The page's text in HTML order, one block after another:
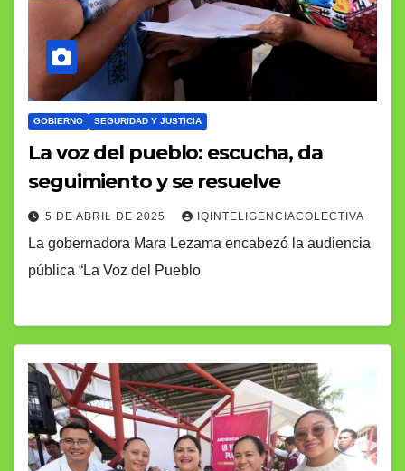
GOBIERNO SEGURIDAD Y JUSTICIA
La voz del pueblo: escucha, da
seguimiento y se resuelve
5 DE ABRIL DE 2025 IQINTELIGENCIACOLECTIVA
La gobernadora Mara Lezama encabezó la audiencia
pública “La Voz del Pueblo